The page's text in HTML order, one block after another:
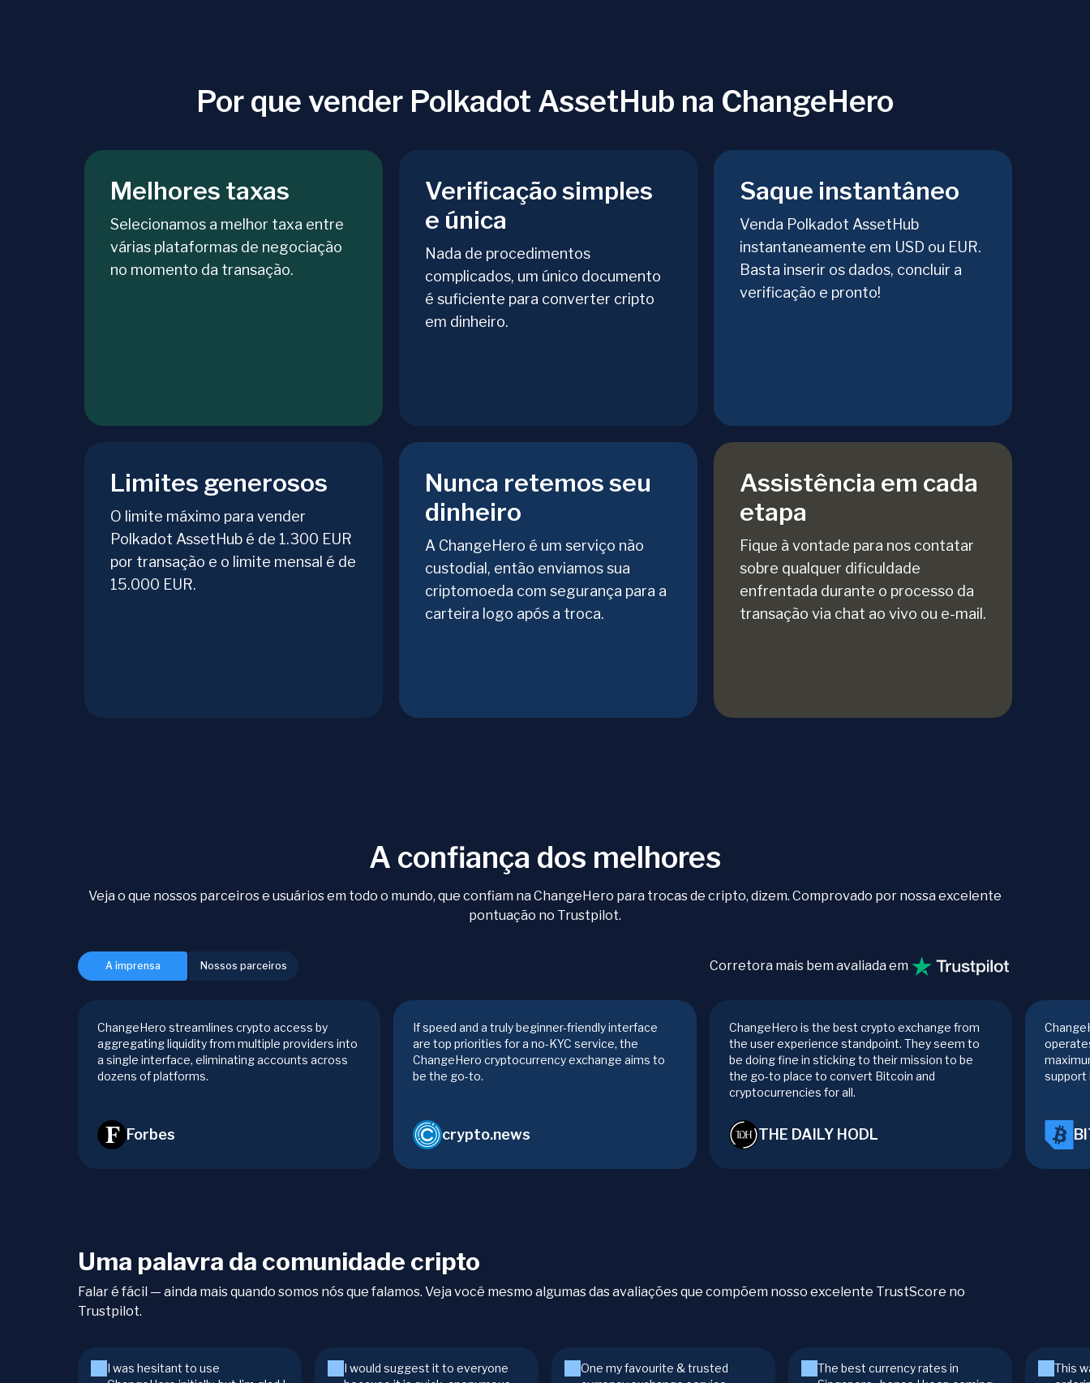
Por que vender Polkadot AssetHub na ChangeHero
Melhores taxas
Selecionamos a melhor taxa entre
várias plataformas de negociação
no momento da transação.
Verificação simples
e única
Nada de procedimentos
complicados, um único documento
é suficiente para converter cripto
em dinheiro.
Saque instantâneo
Venda Polkadot AssetHub
instantaneamente em USD ou EUR.
Basta inserir os dados, concluir a
verificação e pronto!
Limites generosos
O limite máximo para vender
Polkadot AssetHub é de 1.300 EUR
por transação e o limite mensal é de
15.000 EUR.
Nunca retemos seu
dinheiro
A ChangeHero é um serviço não
custodial, então enviamos sua
criptomoeda com segurança para a
carteira logo após a troca.
Assistência em cada
etapa
Fique à vontade para nos contatar
sobre qualquer dificuldade
enfrentada durante o processo da
transação via chat ao vivo ou e-mail.
A confiança dos melhores
Veja o que nossos parceiros e usuários em todo o mundo, que confiam na ChangeHero para trocas de cripto, dizem. Comprovado por nossa excelente
pontuação no Trustpilot.
A imprensa Nossos parceiros Corretora mais bem avaliada em
ChangeHero streamlines crypto access by
aggregating liquidity from multiple providers into
a single interface, eliminating accounts across
dozens of platforms.
Forbes
If speed and a truly beginner-friendly interface
are top priorities for a no-KYC service, the
ChangeHero cryptocurrency exchange aims to
be the go-to.
crypto.news
ChangeHero is the best crypto exchange from
the user experience standpoint. They seem to
be doing fine in sticking to their mission to be
the go-to place to convert Bitcoin and
cryptocurrencies for all.
THE DAILY HODL
support
Uma palavra da comunidade cripto
Falar é fácil — ainda mais quando somos nós que falamos. Veja você mesmo algumas das avaliações que compõem nosso excelente TrustScore no
Trustpilot.
I was hesitant to use
I would suggest it to everyone
One my favourite & trusted
The best currency rates in
This